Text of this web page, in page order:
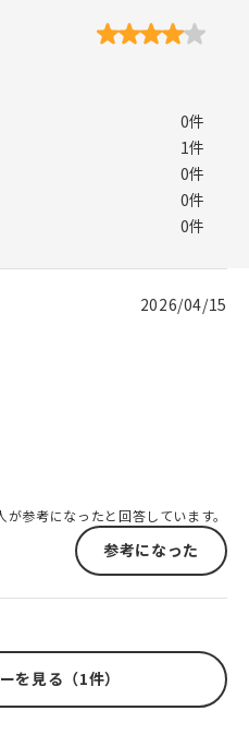
0件
1件
0件
0件
0件
2026/04/15
が参考になったと回答しています。
参考になった
を見る（1件）